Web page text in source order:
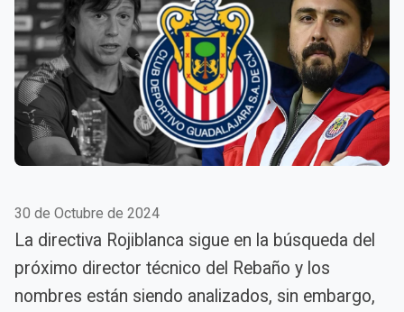
30 de Octubre de 2024
La directiva Rojiblanca sigue en la búsqueda del
próximo director técnico del Rebaño y los
nombres están siendo analizados, sin embargo,